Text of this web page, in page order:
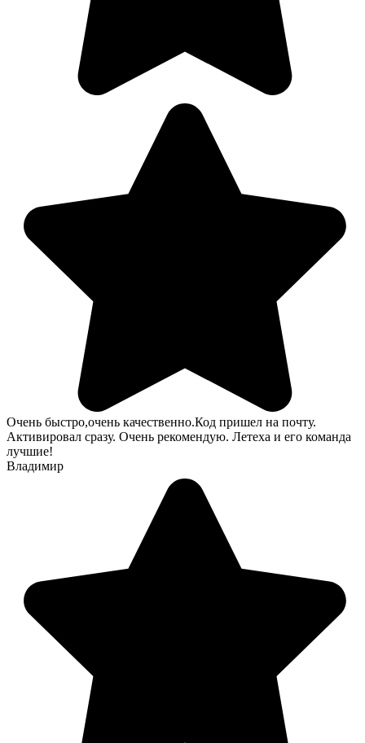
Очень быстро,очень качественно.Код пришел на почту.
Активировал сразу. Очень рекомендую. Летеха и его команда
лучшие!
Владимир